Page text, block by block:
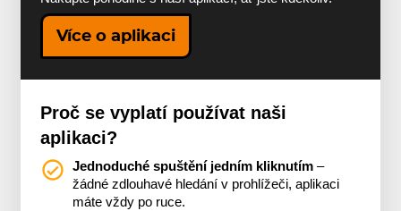
Více o aplikaci
Proč se vyplatí používat naši
aplikaci?
Jednoduché spuštění jedním kliknutím –
žádné zdlouhavé hledání v prohlížeči, aplikaci
máte vždy po ruce.